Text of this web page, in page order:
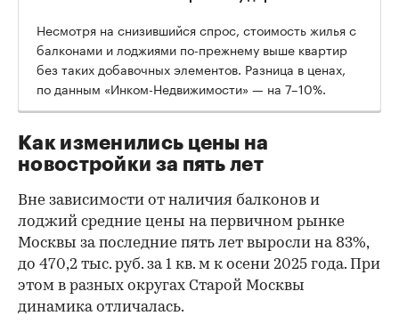
Несмотря на снизившийся спрос, стоимость жилья с
балконами и лоджиями по-прежнему выше квартир
без таких добавочных элементов. Разница в ценах,
по данным «Инком-Недвижимости» — на 7–10%.
Как изменились цены на
новостройки за пять лет
Вне зависимости от наличия балконов и
лоджий средние цены на первичном рынке
Москвы за последние пять лет выросли на 83%,
до 470,2 тыс. руб. за 1 кв. м к осени 2025 года. При
этом в разных округах Старой Москвы
динамика отличалась.